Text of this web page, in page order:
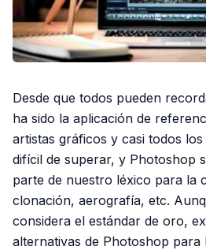
Desde que todos pueden
ha sido la aplicación de
artistas gráficos y casi todos los
difícil de superar, y Photoshop
parte de nuestro léxico para la
clonación, aerografía, etc.
considera el estándar de oro,
alternativas de Photoshop para